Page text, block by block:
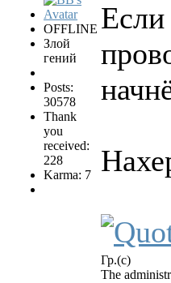
OFFLINE
Злой
гений
Posts:
30578
Thank
you
received:
228
Karma: 7
Если
Гр.(с)
The